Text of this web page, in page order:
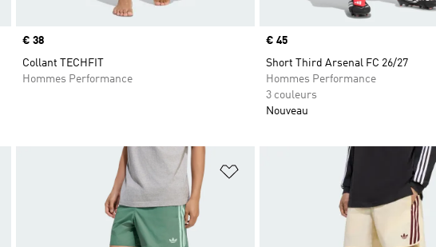
Prix
€ 38
Collant TECHFIT
Hommes Performance
Prix
€ 45
Short Third Arsenal FC 26/27
Hommes Performance
3 couleurs
Nouveau
Ajouter à la Liste de produits favoris Ajouter à la Liste de produits